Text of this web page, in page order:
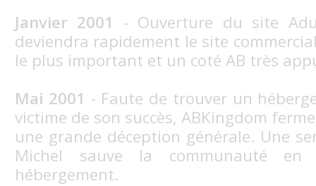
Janvier 2001
- Ouverture du site
deviendra rapidement le site
le plus important et un coté AB très
Mai 2001 - Faute de trouver un
victime de son succès, ABKingdom
une grande déception générale. Une
Michel sauve la communauté en
hébergement.